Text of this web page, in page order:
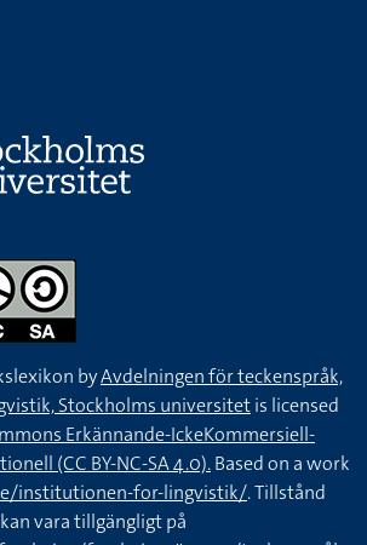
byAvdelningen för teckenspråk,
Stockholms universitetis licensed
Erkännande-IckeKommersiell-
(CC BY-NC-SA 4.0).Based on a work
institutionen-for-lingvistik/. Tillstånd
vara tillgängligt på